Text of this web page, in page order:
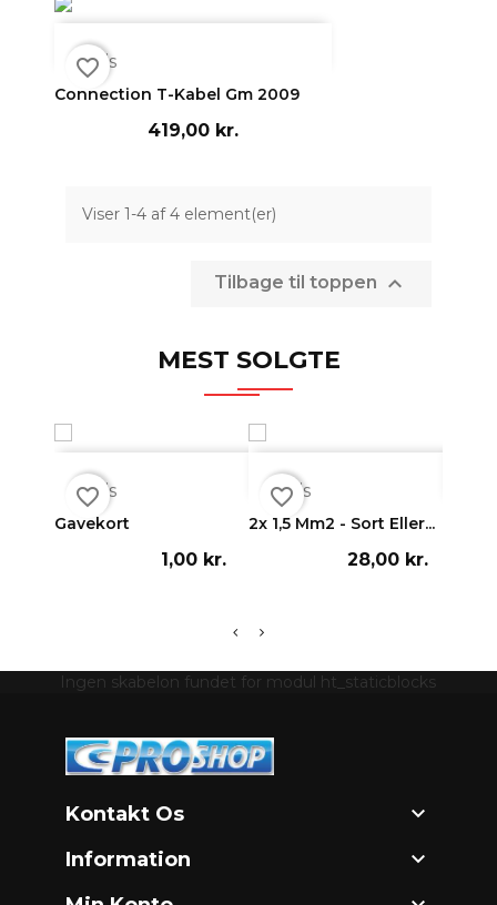
Vis
Connection T-Kabel Gm 2009
419,00 kr.
favorite_border
Viser 1-4 af 4 element(er)
Tilbage til toppen 
MEST SOLGTE
Vis
Gavekort
1,00 kr.
favorite_border Vis
2x 1,5 Mm2 - Sort Eller...
28,00 kr.
favorite_border
Ingen skabelon fundet for modul ht_staticblocks
Kontakt Os 
Information 